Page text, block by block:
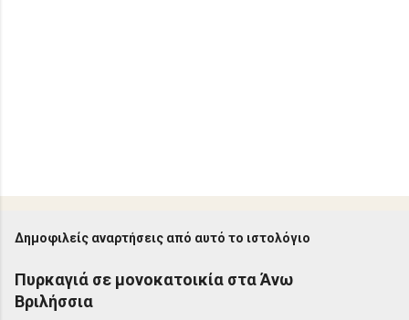
Δημοφιλείς αναρτήσεις από αυτό το ιστολόγιο
Πυρκαγιά σε μονοκατοικία στα Άνω
Βριλήσσια